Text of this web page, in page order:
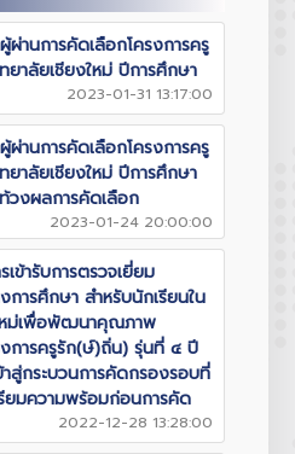
ผ่านการคัดเลือกโครงการครู
าลัยเชียงใหม่ ปีการศึกษา
2023-01-31 13:17:00
ผ่านการคัดเลือกโครงการครู
าลัยเชียงใหม่ ปีการศึกษา
งผลการคัดเลือก
2023-01-24 20:00:00
ข้ารับการตรวจเยี่ยม
การศึกษา สำหรับนักเรียนใน
หม่เพื่อพัฒนาคุณภาพ
งการครูรัก(ษ์)ถิ่น) รุ่นที่ ๔ ปี
สู่กระบวนการคัดกรองรอบที่
ยมความพร้อมก่อนการคัด
2022-12-28 13:28:00